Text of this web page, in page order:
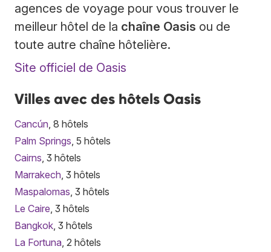
agences de voyage pour vous trouver le
meilleur hôtel de la chaîne Oasis ou de
toute autre chaîne hôtelière.
Site officiel de Oasis
Villes avec des hôtels Oasis
Cancún , 8 hôtels
Palm Springs , 5 hôtels
Cairns , 3 hôtels
Marrakech , 3 hôtels
Maspalomas , 3 hôtels
Le Caire , 3 hôtels
Bangkok , 3 hôtels
La Fortuna , 2 hôtels